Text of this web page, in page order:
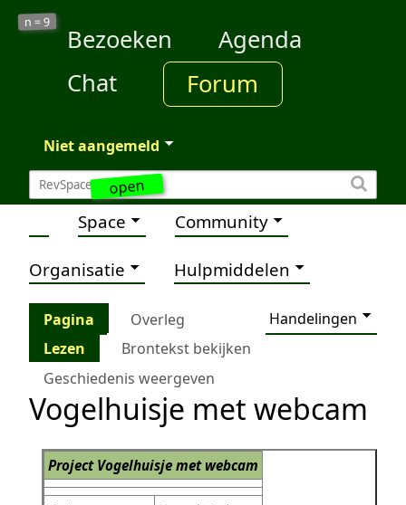
open
n =9
Bezoeken
Agenda
Chat
Forum
Niet aangemeld
Space Community
Organisatie Hulpmiddelen
Pagina Overleg
Handelingen
Lezen
Brontekst bekijken
Geschiedenis weergeven
Vogelhuisje met webcam
Project Vogelhuisje met webcam